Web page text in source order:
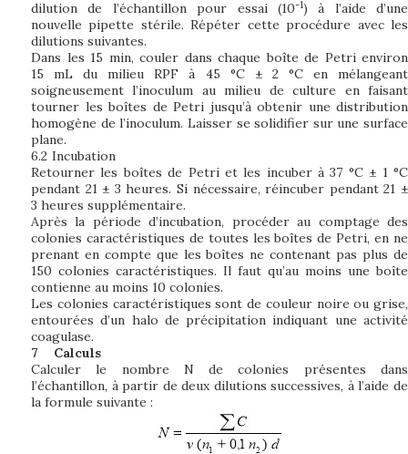
dilution de l’échantillon pour essai (10-1) à l’aide d’une
nouvelle pipette stérile. Répéter cette procédure avec les
dilutions suivantes.
Dans les 15 min, couler dans chaque boîte de Petri environ
15 mL du milieu RPF à 45 °C ± 2 °C en mélangeant
soigneusement l’inoculum au milieu de culture en faisant
tourner les boîtes de Petri jusqu’à obtenir une distribution
homogène de l’inoculum. Laisser se solidifier sur une surface
plane.
6.2 Incubation
Retourner les boîtes de Petri et les incuber à 37 °C ± 1 °C
pendant 21 ± 3 heures. Si nécessaire, réincuber pendant 21 ±
3 heures supplémentaire.
Après la période d’incubation, procéder au comptage des
colonies caractéristiques de toutes les boîtes de Petri, en ne
prenant en compte que les boîtes ne contenant pas plus de
150 colonies caractéristiques. Il faut qu’au moins une boîte
contienne au moins 10 colonies.
Les colonies caractéristiques sont de couleur noire ou grise,
entourées d’un halo de précipitation indiquant une activité
coagulase.
7
Calculs
Calculer le nombre N de colonies présentes dans
l’échantillon, à partir de deux dilutions successives, à l’aide de
la formule suivante :